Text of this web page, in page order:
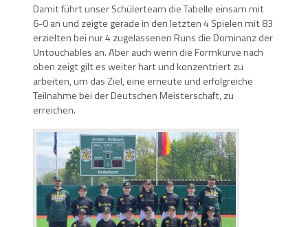
Damit führt unser Schülerteam die Tabelle einsam mit
6-0 an und zeigte gerade in den letzten 4 Spielen mit 83
erzielten bei nur 4 zugelassenen Runs die Dominanz der
Untouchables an. Aber auch wenn die Formkurve nach
oben zeigt gilt es weiter hart und konzentriert zu
arbeiten, um das Ziel, eine erneute und erfolgreiche
Teilnahme bei der Deutschen Meisterschaft, zu
erreichen.